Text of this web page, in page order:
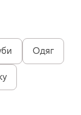
Одяг